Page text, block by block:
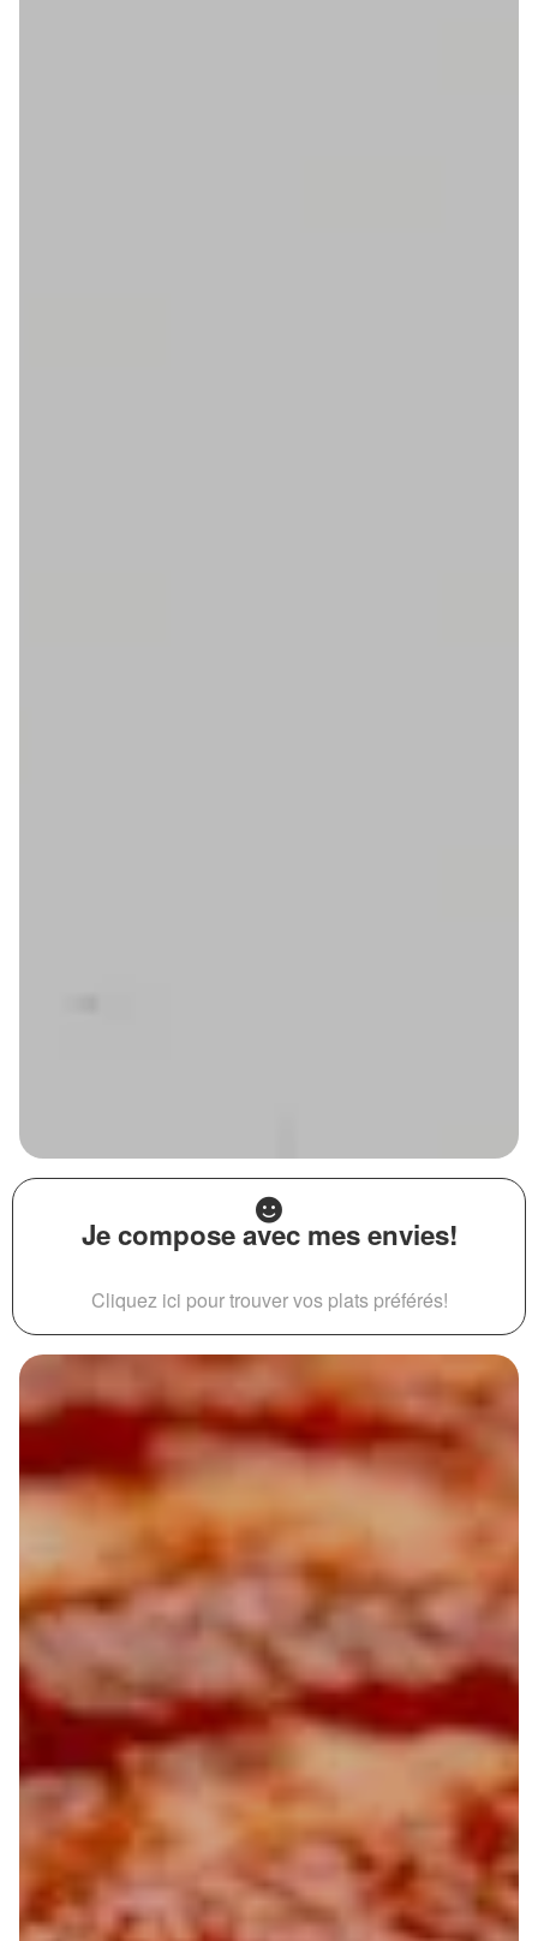
Je compose avec mes envies!
Cliquez ici pour trouver vos plats préférés!